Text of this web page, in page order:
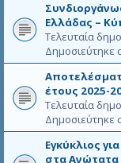
Ελλάδας –
Τελευταία
Δημοσιεύτηκε
έτους 2025-
Τελευταία
Δημοσιεύτηκε
Εγκύκλιος
στα Ανώτατα